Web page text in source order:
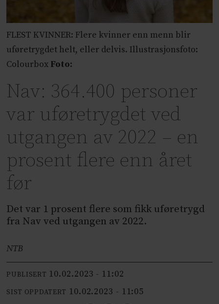
FLEST KVINNER: Flere kvinner enn menn blir
uføretrygdet helt, eller delvis. Illustrasjonsfoto:
Colourbox Foto:
Nav: 364.400 personer
var uføretrygdet ved
utgangen av 2022 – en
prosent flere enn året
før
Det var 1 prosent flere som fikk uføretrygd
fra Nav ved utgangen av 2022.
NTB
PUBLISERT 10.02.2023 - 11:02
SIST OPPDATERT 10.02.2023 - 11:05